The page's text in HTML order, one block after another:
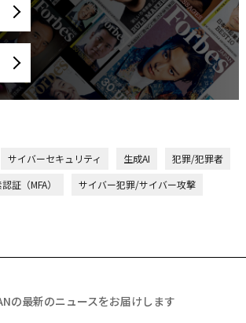
サイバーセキュリティ 生成AI
犯罪/犯罪者
証（MFA）
サイバー犯罪/サイバー攻撃
の最新のニュースをお届けします